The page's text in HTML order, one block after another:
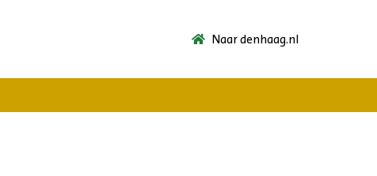
Naar denhaag.nl